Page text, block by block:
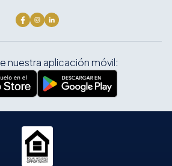
nuestra aplicación móvil: